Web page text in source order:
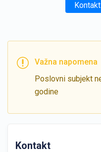
Kontakt
Važna napomena
Poslovni subjekt
godine
Kontakt